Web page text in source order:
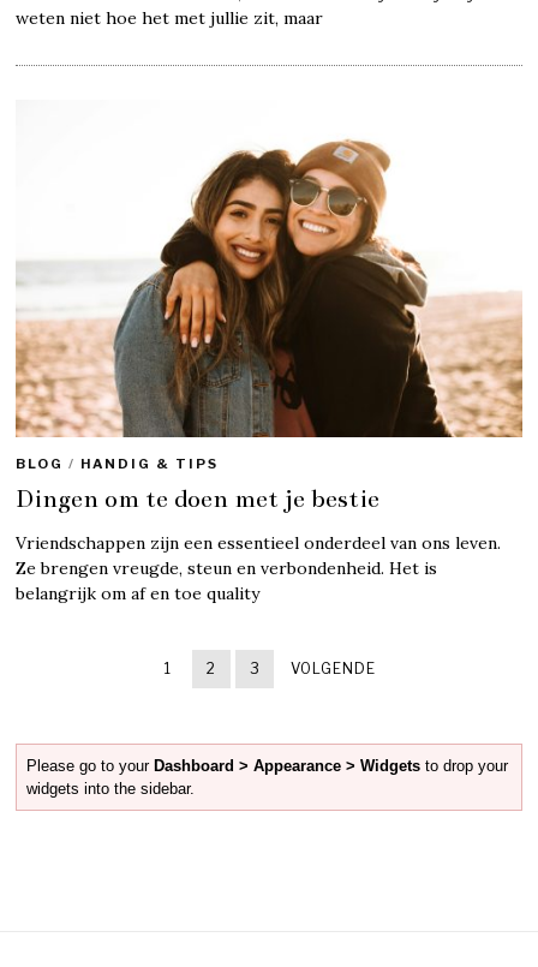
weten niet hoe het met jullie zit, maar
BLOG / HANDIG & TIPS
Dingen om te doen met je bestie
Vriendschappen zijn een essentieel onderdeel van ons leven.
Ze brengen vreugde, steun en verbondenheid. Het is
belangrijk om af en toe quality
1 2 3 VOLGENDE
Please go to your Dashboard > Appearance > Widgets to drop your
widgets into the sidebar.